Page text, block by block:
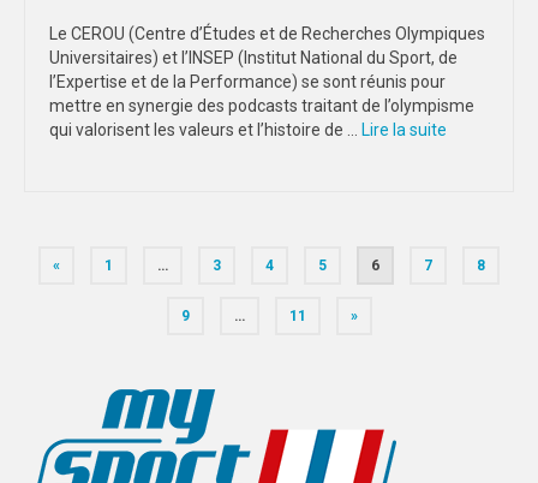
Le CEROU (Centre d’Études et de Recherches Olympiques
Universitaires) et l’INSEP (Institut National du Sport, de
l’Expertise et de la Performance) se sont réunis pour
mettre en synergie des podcasts traitant de l’olympisme
qui valorisent les valeurs et l’histoire de …
Lire la suite­­
Pagination
« 1 … 3 4 5 6 7 8
9 … 11 »